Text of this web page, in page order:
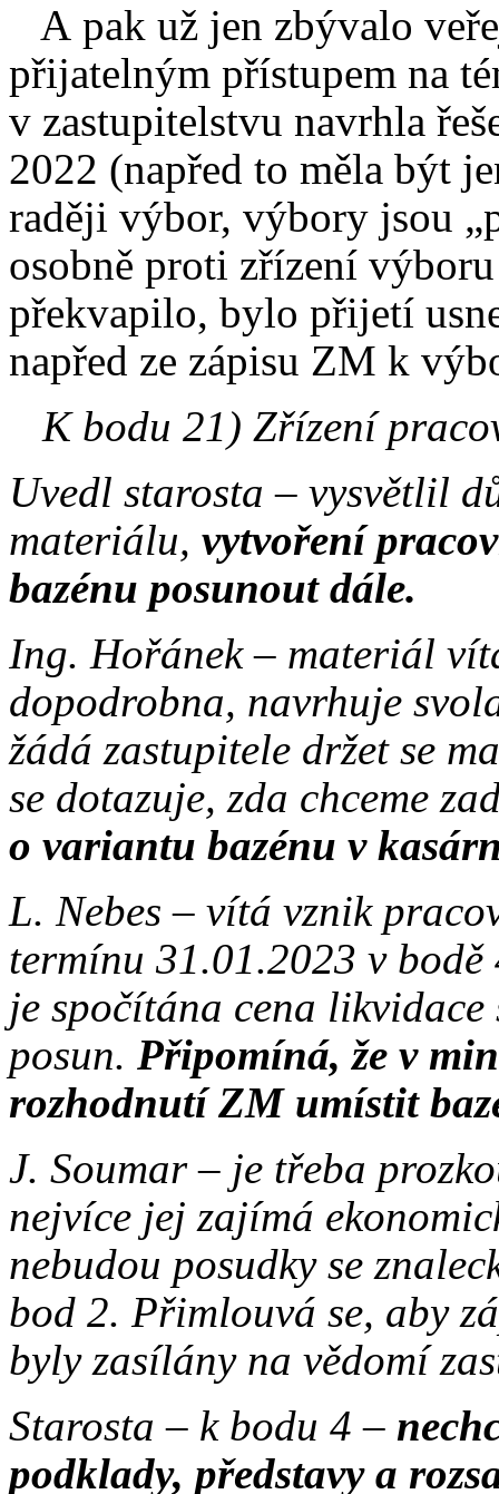
A pak už jen zbývalo
přijatelným přístupem na
v zastupitelstvu navrhla
2022 (napřed to měla být
raději výbor, výbory jsou
osobně proti zřízení
překvapilo, bylo přijetí
napřed ze zápisu ZM k
K bodu 21) Zřízení
Uvedl starosta – vysvětlil
materiálu, vytvoření
bazénu posunout dále.
Ing. Hořánek – materiál
dopodrobna, navrhuje
žádá zastupitele držet se
se dotazuje, zda chceme
o variantu bazénu v
L. Nebes – vítá vznik
termínu 31.01.2023 v bodě
je spočítána cena
posun. Připomíná, že v
rozhodnutí ZM umístit
J. Soumar – je třeba
nejvíce jej zajímá
nebudou posudky se
bod 2. Přimlouvá se, aby
byly zasílány na vědomí
Starosta – k bodu 4 –
podklady, představy a